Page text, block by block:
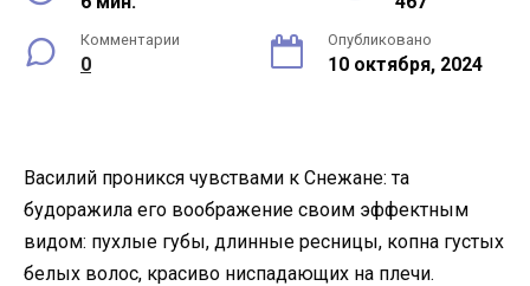
Комментарии
0
Опубликовано
10 октября, 2024
Василий проникся чувствами к Снежане: та
будоражила его воображение своим эффектным
видом: пухлые губы, длинные ресницы, копна густых
белых волос, красиво ниспадающих на плечи.